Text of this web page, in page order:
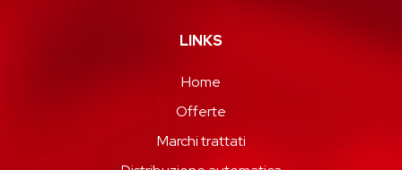
LINKS
Home
Offerte
Marchi trattati